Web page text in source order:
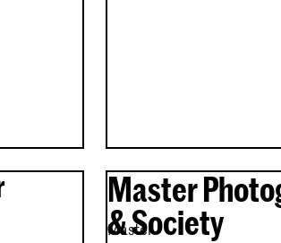
Master
& Society
Master